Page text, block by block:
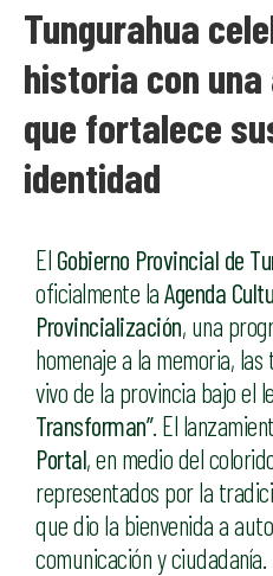
Tungurahua
historia con
que fortalece
identidad
El Gobierno Provincial de
oficialmente laAgenda
Provincialización, una
homenaje a la memoria,
vivo de la provincia bajo el
Transforman”. El
Portal, en medio del
representados por la
que dio la bienvenida a
comunicación y ciudadanía.